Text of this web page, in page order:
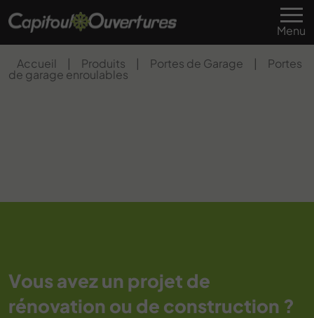
Menu
Accueil | Produits | Portes de Garage | Portes
de garage enroulables
Vous avez un projet de
rénovation ou de construction ?